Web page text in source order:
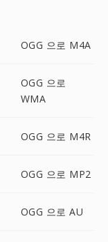
OGG 으로 M4A
OGG 으로
WMA
OGG 으로 M4R
OGG 으로 MP2
OGG 으로 AU